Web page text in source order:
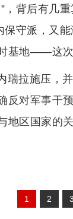
，背后有几
保守派，又
基地——这次
瑞拉施压，
反对军事干
地区国家的
1 2 3